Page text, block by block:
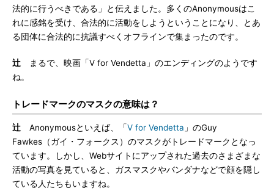
法的に行うべきである」と伝えました。多くのAnonymousはこ
れに感銘を受け、合法的に活動をしようということになり、とあ
る団体に合法的に抗議すべくオフラインで集まったのです。
辻 まるで、映画「V for Vendetta」のエンディングのようです
ね。
トレードマークのマスクの意味は？
辻 Anonymousといえば、「V for Vendetta 」のGuy
Fawkes（ガイ・フォークス）のマスクがトレードマークとなっ
ています。しかし、Webサイトにアップされた過去のさまざまな
活動の写真を見ていると、ガスマスクやバンダナなどで顔を隠し
ている人たちもいますね。